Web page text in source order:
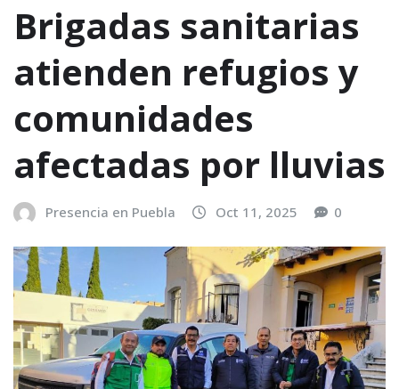
Brigadas sanitarias
atienden refugios y
comunidades
afectadas por lluvias
Presencia en Puebla Oct 11, 2025 0